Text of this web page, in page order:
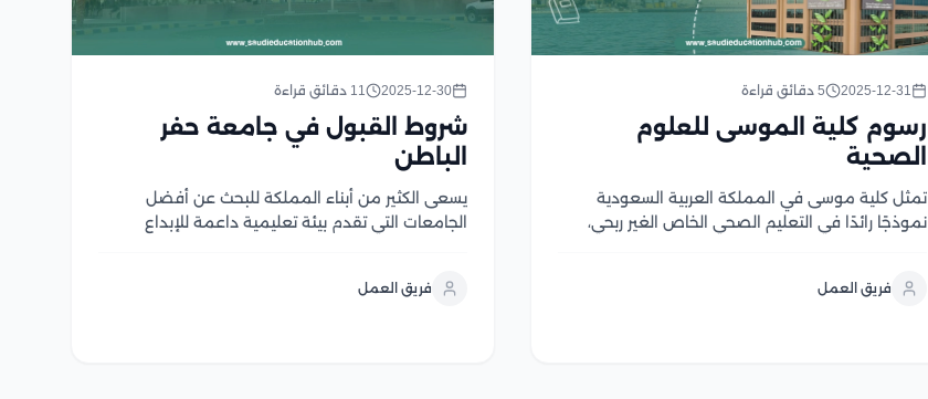
2025-12-31 5 دقائق قراءة
رسوم كلية الموسى للعلوم
الصحية
تمثل كلية موسى في المملكة العربية السعودية
نموذجًا رائدًا في التعليم الصحي الخاص الغير ربحي،
الفجوة في قطاع الرعاية الصحية من خلال برامج...
فريق العمل
2025-12-30 11 دقائق قراءة
شروط القبول في جامعة حفر
الباطن
يسعى الكثير من أبناء المملكة للبحث عن أفضل
الجامعات التي تقدم بيئة تعليمية داعمة للإبداع
أفضل جامعات المملكة التي تعمل على تحقيق ذلك
فريق العمل